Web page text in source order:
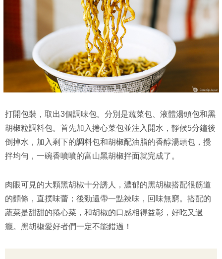
打開包裝，取出3個調味包。分別是蔬菜包、液體湯頭包和黑
胡椒粒調料包。首先加入捲心菜包並注入開水，靜候5分鐘後
倒掉水，加入剩下的調料包和胡椒配油脂的香醇湯頭包，攪
拌均勻，一碗香噴噴的富山黑胡椒拌面就完成了。
肉眼可見的大顆黑胡椒十分誘人，濃郁的黑胡椒搭配很筋道
的麵條，直撲味蕾；後勁還帶一點辣味，回味無窮。搭配的
蔬菜是甜甜的捲心菜，和胡椒的口感相得益彰，好吃又過
癮。黑胡椒愛好者們一定不能錯過！